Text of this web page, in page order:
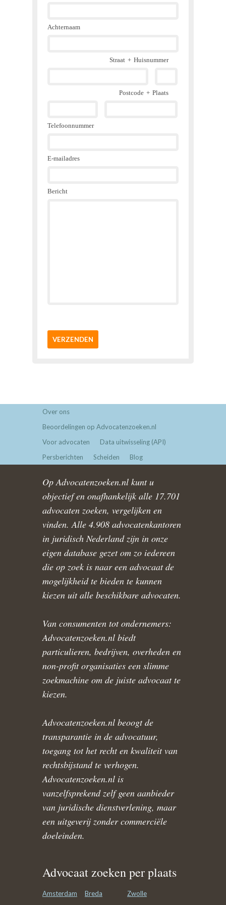
Achternaam
Straat + Huisnummer
Postcode + Plaats
Telefoonnummer
E-mailadres
Bericht
VERZENDEN
Over ons
Beoordelingen op Advocatenzoeken.nl
Voor advocaten
Data uitwisseling (API)
Persberichten
Scheiden Blog
Op Advocatenzoeken.nl kunt u
objectief en onafhankelijk alle 17.701
advocaten zoeken, vergelijken en
vinden. Alle 4.908 advocatenkantoren
in juridisch Nederland zijn in onze
eigen database gezet om zo iedereen
die op zoek is naar een advocaat de
mogelijkheid te bieden te kunnen
kiezen uit alle beschikbare advocaten.
Van consumenten tot ondernemers:
Advocatenzoeken.nl biedt
particulieren, bedrijven, overheden en
non-profit organisaties een slimme
zoekmachine om de juiste advocaat te
kiezen.
Advocatenzoeken.nl beoogt de
transparantie in de advocatuur,
toegang tot het recht en kwaliteit van
rechtsbijstand te verhogen.
Advocatenzoeken.nl is
vanzelfsprekend zelf geen aanbieder
van juridische dienstverlening, maar
een uitgeverij zonder commerciële
doeleinden.
Advocaat zoeken per plaats
Amsterdam
Breda
Zwolle